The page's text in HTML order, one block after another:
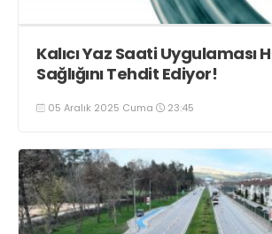
Kalıcı Yaz Saati Uygulaması
Sağlığını Tehdit Ediyor!
05 Aralık 2025 Cuma 23:45